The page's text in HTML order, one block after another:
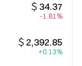
＄34.37
-1.81%
＄2,392.85
+0.13%